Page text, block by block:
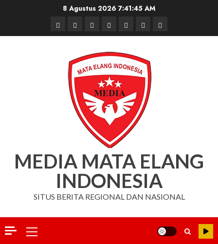
8 Agustus 2026 7:41:46 AM
BerandaNasionalDaerahHukum
dan
Kriminal
Pendidikan
Box
Redaksi
Iklan
MEDIA MATA ELANG
INDONESIA
SITUS BERITA REGIONAL DAN NASIONAL
Primary